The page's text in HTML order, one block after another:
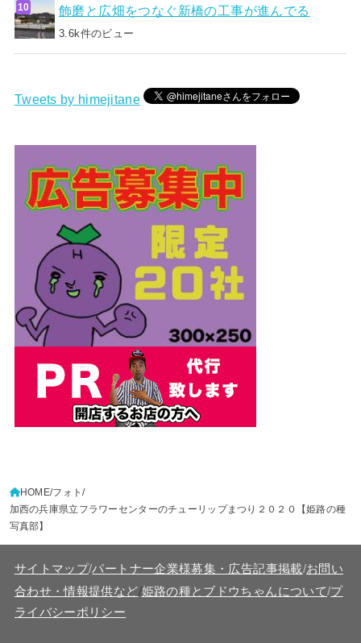
飾磨と広畑をつなぐ新橋の工事が進んでる
3.6k件のビュー
Tweets by himejitane
HOME フォト
加西の兵庫県立フラワーセンターのチューリップまつり２０２０【姫路の種
写真部】
サイトマップ/パートナー企業様募集・広告記事掲載/お問い
合わせ・情報提供など/姫路の種とブドウちゃんについて/プ
ライバシーポリシー